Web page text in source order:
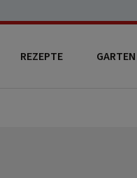
REZEPTE GARTEN